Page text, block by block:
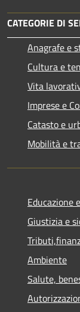
CATEGORIE DI
Anagrafe e
Cultura e
Vita
Imprese e
Catasto e
Mobilità e
Educazione
Giustizia e
Ambiente
Salute,